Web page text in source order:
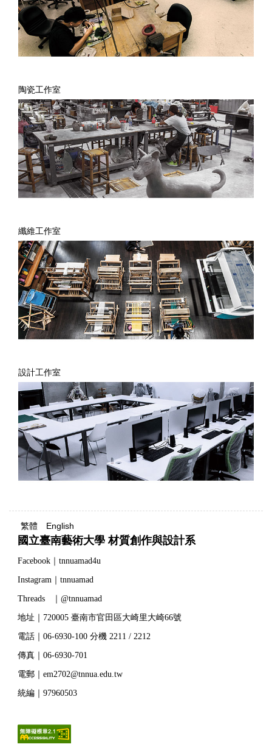
陶瓷工作室
纖維工作室
設計工作室
繁體 English
國立臺南藝術大學 材質創作與設計系
Facebook｜tnnuamad4u
Instagram｜tnnuamad
Threads ｜@tnnuamad
地址｜720005 臺南市官田區大崎里大崎66號
電話｜06-6930-100 分機 2211 / 2212
傳真｜06-6930-701
電郵｜em2702@tnnua.edu.tw
統編｜97960503